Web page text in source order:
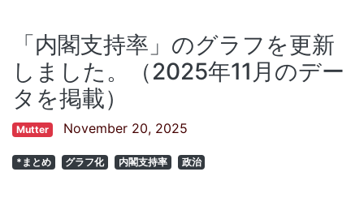
「内閣支持率」のグラフを更新
しました。（2025年11月のデー
タを掲載）
Mutter November 20, 2025
*まとめ グラフ化 内閣支持率 政治